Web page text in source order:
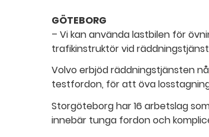
GÖTEBORG
– Vi kan använda lastbilen för
trafikinstruktör vid
Volvo erbjöd räddningstjänsten
testfordon, för att öva
Storgöteborg har 16 arbetslag
innebär tunga fordon och